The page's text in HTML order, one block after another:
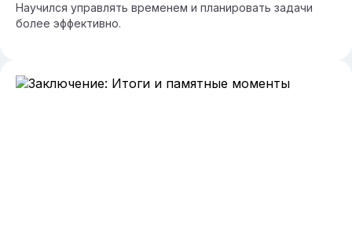
Научился управлять временем и планировать задачи
более эффективно.